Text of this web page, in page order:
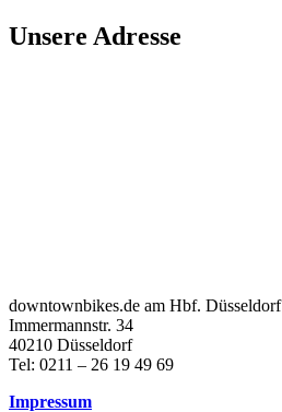
Unsere Adresse
downtownbikes.de am Hbf. Düsseldorf
Immermannstr. 34
40210 Düsseldorf
Tel: 0211 – 26 19 49 69
Impressum